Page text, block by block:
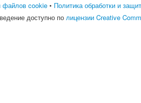
файлов cookie • Политика обработки и
доступно полицензии Creative